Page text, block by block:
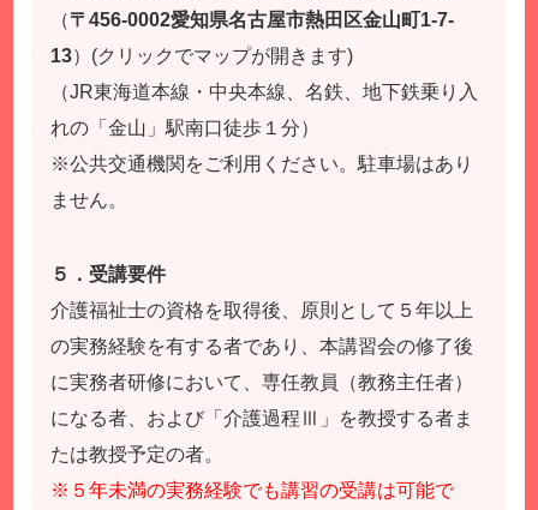
（〒456-0002愛知県名古屋市熱田区金山町1-7-
13）(クリックでマップが開きます)
（JR東海道本線・中央本線、名鉄、地下鉄乗り入
れの「金山」駅南口徒歩１分）
※公共交通機関をご利用ください。駐車場はあり
ません。
５．受講要件
介護福祉士の資格を取得後、原則として５年以上
の実務経験を有する者であり、本講習会の修了後
に実務者研修において、専任教員（教務主任者）
になる者、および「介護過程Ⅲ」を教授する者ま
たは教授予定の者。
※５年未満の実務経験でも講習の受講は可能で